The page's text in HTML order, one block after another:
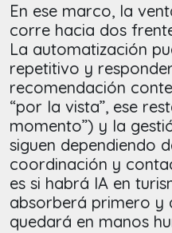
En ese marco, la
corre hacia dos
La automatización
repetitivo y
recomendación
“por la vista”, ese
momento”) y la
siguen dependiendo
coordinación y
es si habrá IA en
absorberá primero y
quedará en manos